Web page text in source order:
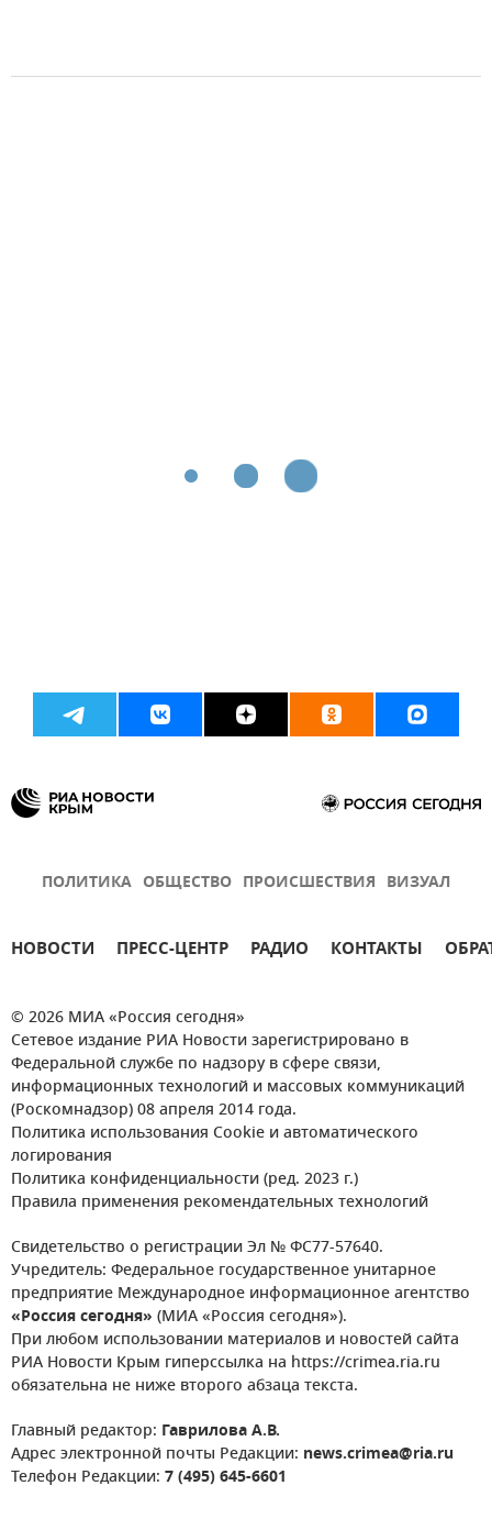
ПОЛИТИКА ОБЩЕСТВО ПРОИСШЕСТВИЯ ВИЗУАЛ
НОВОСТИ ПРЕСС-ЦЕНТР РАДИО КОНТАКТЫ
© 2026 МИА «Россия сегодня»
Сетевое издание РИА Новости зарегистрировано в
Федеральной службе по надзору в сфере связи,
информационных технологий и массовых коммуникаций
(Роскомнадзор) 08 апреля 2014 года.
Политика использования Cookie и автоматического
логирования
Политика конфиденциальности (ред. 2023 г.)
Правила применения рекомендательных технологий
Свидетельство о регистрации Эл № ФС77-57640.
Учредитель: Федеральное государственное унитарное
предприятие Международное информационное агентство
«Россия сегодня» (МИА «Россия сегодня»).
При любом использовании материалов и новостей сайта
РИА Новости Крым гиперссылка на https://crimea.ria.ru
обязательна не ниже второго абзаца текста.
Главный редактор: Гаврилова А.В.
Адрес электронной почты Редакции: news.crimea@ria.ru
Телефон Редакции: 7 (495) 645-6601